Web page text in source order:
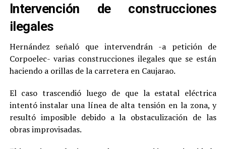
Intervención de construcciones
ilegales
Hernández señaló que intervendrán -a petición de
Corpoelec- varias construcciones ilegales que se están
haciendo a orillas de la carretera en Caujarao.
El caso trascendió luego de que la estatal eléctrica
intentó instalar una línea de alta tensión en la zona, y
resultó imposible debido a la obstaculización de las
obras improvisadas.